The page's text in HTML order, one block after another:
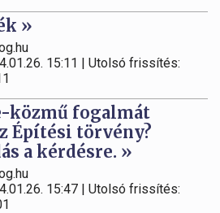
»
15:11 | Utolsó frissítés:
közmű fogalmát
Építési törvény?
a kérdésre. »
15:47 | Utolsó frissítés: